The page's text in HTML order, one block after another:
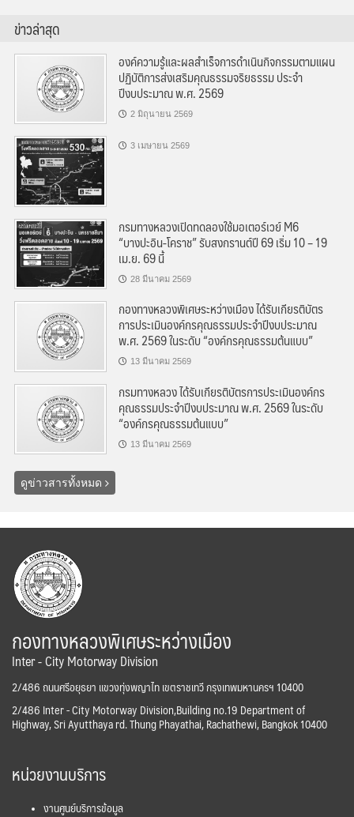
ข่าวล่าสุด
องค์ความรู้และผลสำเร็จการดำเนินกิจกรรมตามแผน
ปฏิบัติการส่งเสริมคุณธรรมจริยธรรม ประจำ
ปีงบประมาณ พ.ศ. 2569
2 มิถุนายน 2569
3 เมษายน 2569
กรมทางหลวงเปิดทดลองใช้มอเตอร์เวย์ M6
“บางปะอิน-โคราช” รับสงกรานต์ปี 69 เริ่ม 10 – 19
เม.ย. 69 นี้
28 มีนาคม 2569
กองทางหลวงพิเศษระหว่างเมือง ได้รับเกียรติบัตร
การประเมินองค์กรคุณธรรมประจำปีงบประมาณ
พ.ศ. 2569 ในระดับ “องค์กรคุณธรรมต้นแบบ”
13 มีนาคม 2569
กรมทางหลวง ได้รับเกียรติบัตรการประเมินองค์กร
คุณธรรมประจำปีงบประมาณ พ.ศ. 2569 ในระดับ
“องค์กรคุณธรรมต้นแบบ”
13 มีนาคม 2569
ดูข่าวสารทั้งหมด
กองทางหลวงพิเศษระหว่างเมือง
Inter - City Motorway Division
2/486 ถนนศรีอยุธยา แขวงทุ่งพญาไท เขตราชเทวี กรุงเทพมหานครฯ 10400
2/486 Inter - City Motorway Division,Building no.19 Department of
Highway, Sri Ayutthaya rd. Thung Phayathai, Rachathewi, Bangkok 10400
หน่วยงานบริการ
งานศูนย์บริการข้อมูล